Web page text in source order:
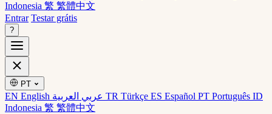
Indonesia 繁 繁體中文
Entrar Testar grátis
?
PT
EN English TR Türkçe ES Español PT Português ID
Indonesia 繁 繁體中文